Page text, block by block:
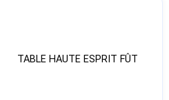
TABLE HAUTE ESPRIT FÛT